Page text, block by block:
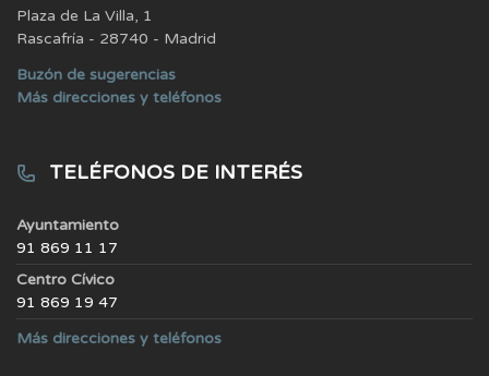
Plaza de La Villa, 1
Rascafría - 28740 - Madrid
Buzón de sugerencias
Más direcciones y teléfonos
TELÉFONOS DE INTERÉS
Ayuntamiento
91 869 11 17
Centro Cívico
91 869 19 47
Más direcciones y teléfonos